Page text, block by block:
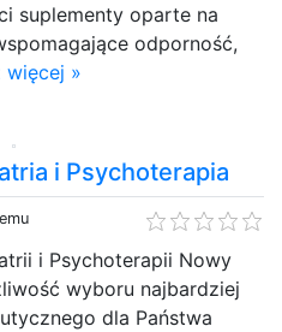
suplementy oparte na
odporność,
więcej »
i Psychoterapia
i Psychoterapii Nowy
wyboru najbardziej
dla Państwa